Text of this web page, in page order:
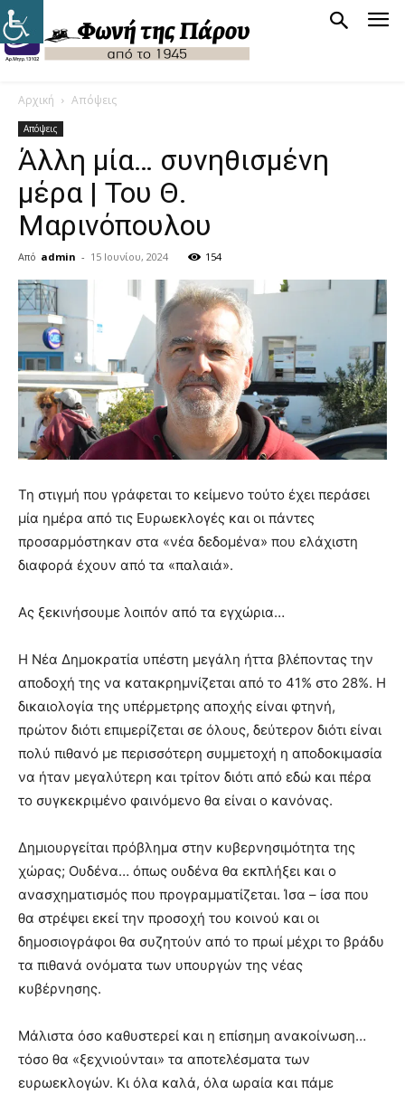
Αρχική Απόψεις
Απόψεις
Άλλη μία… συνηθισμένη
μέρα | Του Θ.
Μαρινόπουλου
Από admin - 15 Ιουνίου, 2024 154
Τη στιγμή που γράφεται το κείμενο τούτο έχει περάσει
μία ημέρα από τις Ευρωεκλογές και οι πάντες
προσαρμόστηκαν στα «νέα δεδομένα» που ελάχιστη
διαφορά έχουν από τα «παλαιά».
Ας ξεκινήσουμε λοιπόν από τα εγχώρια…
Η Νέα Δημοκρατία υπέστη μεγάλη ήττα βλέποντας την
αποδοχή της να κατακρημνίζεται από το 41% στο 28%. Η
δικαιολογία της υπέρμετρης αποχής είναι φτηνή,
πρώτον διότι επιμερίζεται σε όλους, δεύτερον διότι είναι
πολύ πιθανό με περισσότερη συμμετοχή η αποδοκιμασία
να ήταν μεγαλύτερη και τρίτον διότι από εδώ και πέρα
το συγκεκριμένο φαινόμενο θα είναι ο κανόνας.
Δημιουργείται πρόβλημα στην κυβερνησιμότητα της
χώρας; Ουδένα… όπως ουδένα θα εκπλήξει και ο
ανασχηματισμός που προγραμματίζεται. Ίσα – ίσα που
θα στρέψει εκεί την προσοχή του κοινού και οι
δημοσιογράφοι θα συζητούν από το πρωί μέχρι το βράδυ
τα πιθανά ονόματα των υπουργών της νέας
κυβέρνησης.
Μάλιστα όσο καθυστερεί και η επίσημη ανακοίνωση…
τόσο θα «ξεχνιούνται» τα αποτελέσματα των
ευρωεκλογών. Κι όλα καλά, όλα ωραία και πάμε